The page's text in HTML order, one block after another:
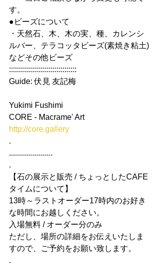
す。
●ビーズについて
・天然石、木、木の実、種、カレンシ
ルバー、テラコッタビーズ(素焼き粘土)
などその他ビーズ
::::::::::::::::::::::::::::::::::
Guide: 伏見 友記梅
Yukimi Fushimi
CORE - Macrame' Art
http://core.gallery
.
......................
.
【石の展示と販売 / ちょっとしたCAFE
タイムについて】
13時～ラストオーダー17時内のお好き
な時間にお越しください。
入場無料 / オーダー分のみ
ただし、場所の詳細をお伝えいたしま
すので、ご予約をお願い致します。
.